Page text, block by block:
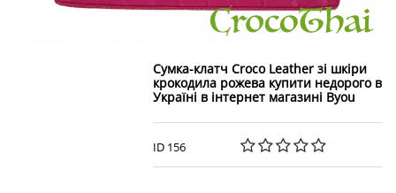
Сумка-клатч Croco Leather зі шкіри
крокодила рожева купити недорого в
Україні в інтернет магазині Byou
ID 156